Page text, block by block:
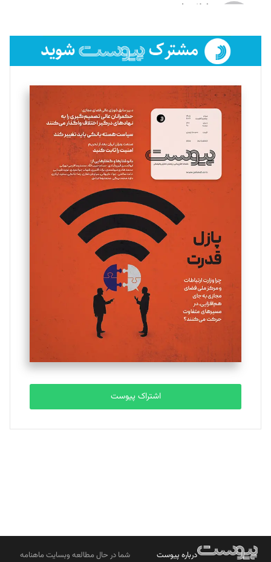
لیلا حنارود
فائزه فتحی رستمی
تحریریه
سروش کرمیان
تحریریه
مینا پاکدل
یسنا امان‌پور
تحریریه
ملینا جعفری
تحریریه
مصطفی مسجدی آرانی
تحریریه
بابک نقاش
تحریریه
اشتراک پیوست
درباره پیوست
شما در حال مطالعه وبسایت ماهنامه